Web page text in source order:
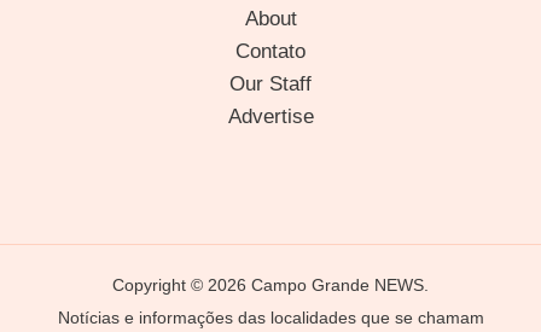
About
Contato
Our Staff
Advertise
Copyright © 2026 Campo Grande NEWS.
Notícias e informações das localidades que se chamam